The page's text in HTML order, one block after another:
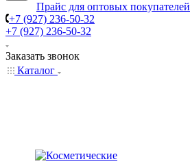
Прайс для оптовых покупателей
+7 (927) 236-50-32
+7 (927) 236-50-32
Заказать звонок
Каталог